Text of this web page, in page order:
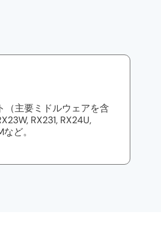
（主要ミドルウェアを含
RX231, RX24U,
ど。